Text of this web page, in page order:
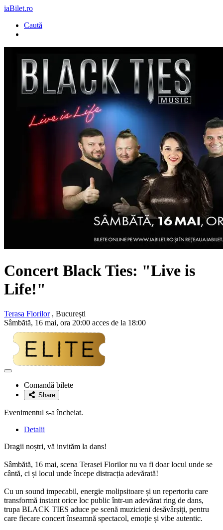
iaBilet.ro
Caută
Concert Black Ties: "Live is
Life!"
Terasa Florilor, București
Sâmbătă, 16 mai, ora 20:00 acces de la 18:00
Adaugă
favoriteComandă bilete
Share
Evenimentul s-a încheiat.
Detalii
Dragii noștri, vă invităm la dans!
Sâmbătă, 16 mai, scena Terasei Florilor nu va fi doar locul unde se
cântă, ci și locul unde începe distracția adevărată!
Cu un sound impecabil, energie molipsitoare și un repertoriu care
transformă instant orice loc public într-un adevărat ring de dans,
trupa BLACK TIES aduce pe scenă muzicieni desăvârșiți, pentru
care fiecare concert înseamnă spectacol, emoție și vibe autentic.